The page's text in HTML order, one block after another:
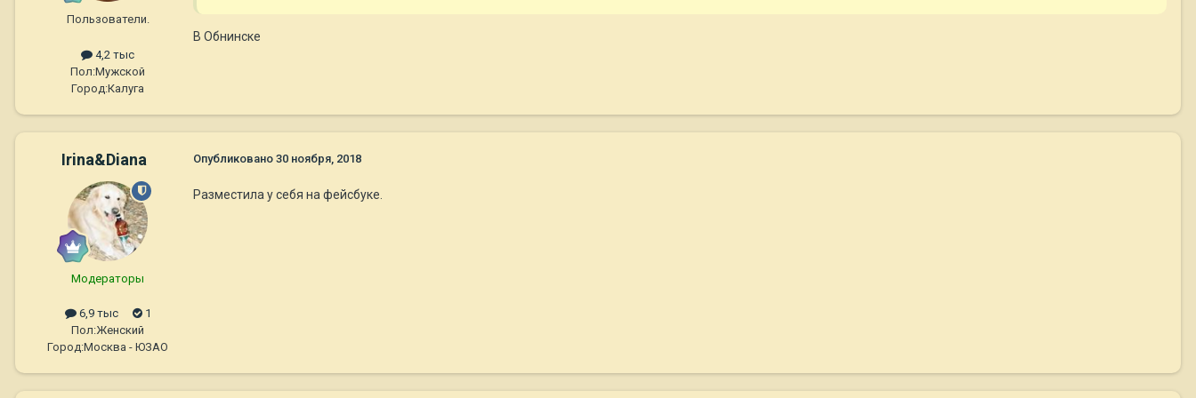
Пользователи.
4,2 тыс
Пол:Мужской
Город:Калуга
В Обнинске
Irina&Diana
Модераторы
6,9 тыс
1
Пол:Женский
Город:Москва - ЮЗАО
Опубликовано 30 ноября, 2018
Разместила у себя на фейсбуке.